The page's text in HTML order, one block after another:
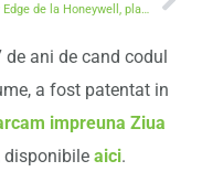
Mobility Edge de la Honeywell, platforma tehnologica unica pentru performanta crescuta si cheltuieli reduse
ani de cand codul
a fost patentat in
impreuna Ziua
disponibile aici.